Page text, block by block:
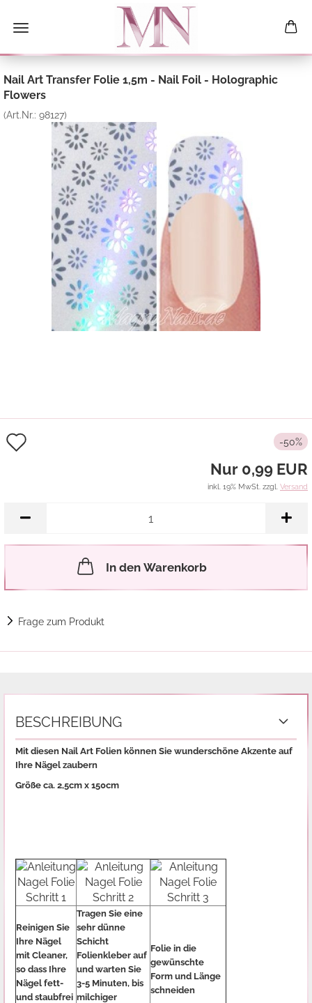
Nail Art Transfer Folie 1,5m - Nail Foil - Holographic
Flowers
(Art.Nr.: 98127)
-50%
Nur 0,99 EUR
inkl. 19% MwSt. zzgl. Versand
In den Warenkorb
Frage zum Produkt
BESCHREIBUNG
Mit diesen Nail Art Folien können Sie wunderschöne Akzente auf
Ihre Nägel zaubern
Größe ca. 2,5cm x 150cm
Reinigen Sie
Ihre Nägel
mit Cleaner,
so dass Ihre
Nägel fett-
und staubfrei
Tragen Sie eine
sehr dünne
Schicht
Folienkleber auf
und warten Sie
3-5 Minuten, bis
milchiger
Folie in die
gewünschte
Form und Länge
schneiden